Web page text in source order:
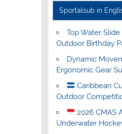
Sportalsub in
Top Water
Outdoor Birthday
Dynamic
Ergonomic Gear
Caribbean
Outdoor
2026 CMAS
Underwater